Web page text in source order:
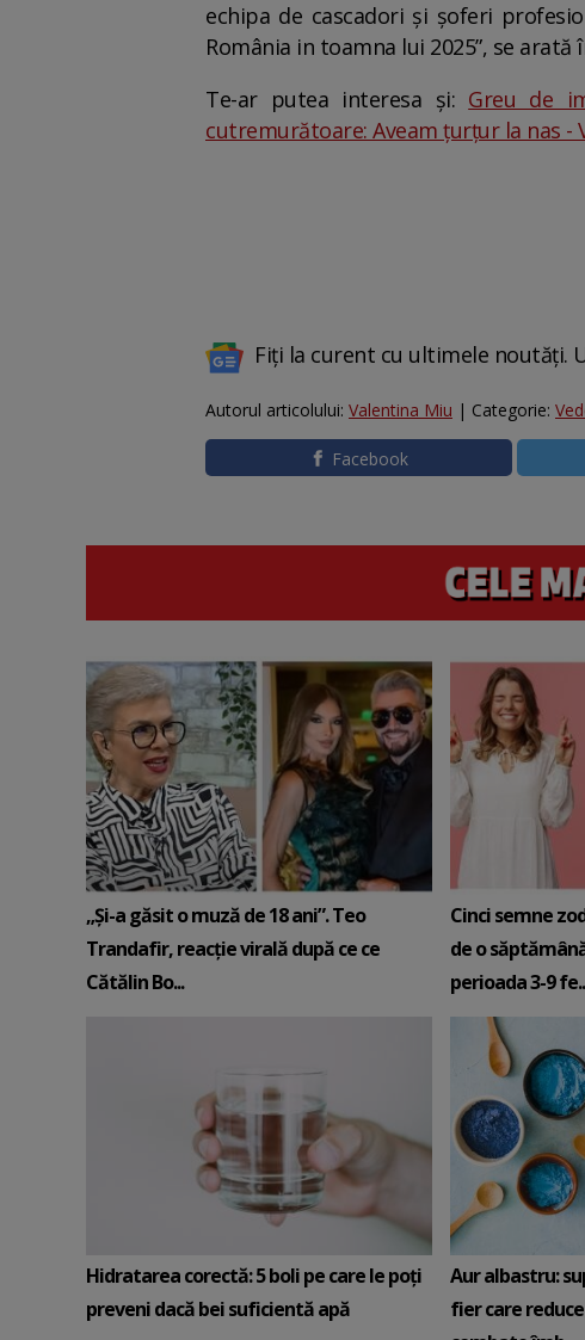
echipa de cascadori și șoferi
România in toamna lui 2025”, se arată
Te-ar putea interesa și: Greu de
cutremurătoare: Aveam țurțur la nas -
Fiți la curent cu ultimele noutăți.
Autorul articolului: Valentina Miu | Categorie:
Facebook
„Și-a găsit o muză de 18 ani”. Teo
Trandafir, reacție virală după ce ce
Cătălin Bo...
Cinci semne
de o
perioada 3-9
Hidratarea corectă: 5 boli pe care le poți
preveni dacă bei suficientă apă
Aur albastru:
fier care